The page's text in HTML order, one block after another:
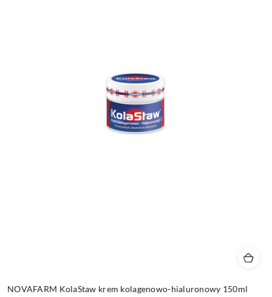
NOVAFARM KolaStaw krem kolagenowo-hialuronowy 150ml